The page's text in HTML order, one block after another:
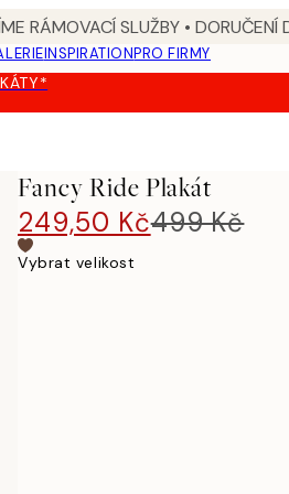
RÁMOVACÍ SLUŽBY • DORUČENÍ
INSPIRATIONPRO FIRMY
Fancy Ride Plakát
249,50 Kč499 Kč
Vybrat velikost